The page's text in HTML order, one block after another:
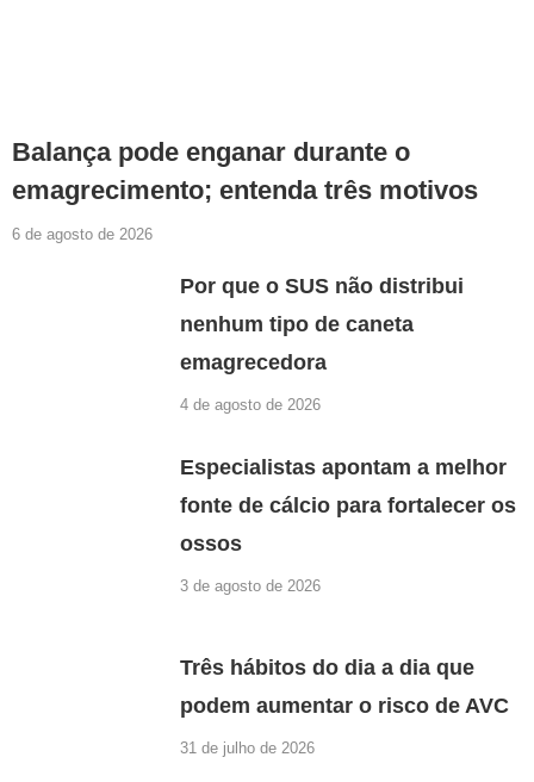
Balança pode enganar durante o
emagrecimento; entenda três motivos
6 de agosto de 2026
Por que o SUS não distribui
nenhum tipo de caneta
emagrecedora
4 de agosto de 2026
Especialistas apontam a melhor
fonte de cálcio para fortalecer os
ossos
3 de agosto de 2026
Três hábitos do dia a dia que
podem aumentar o risco de AVC
31 de julho de 2026